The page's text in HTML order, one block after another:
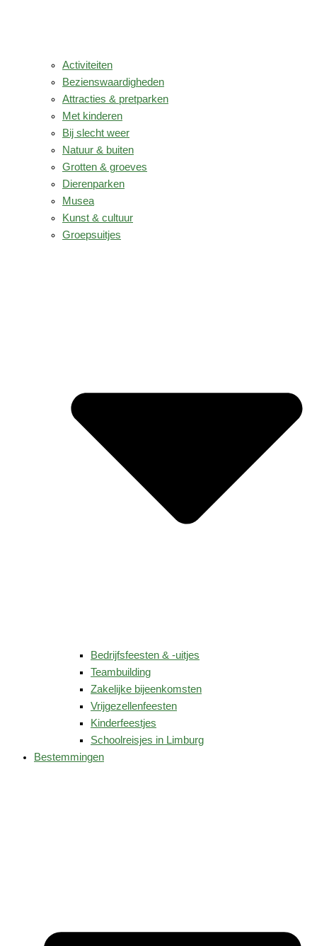
Activiteiten
Bezienswaardigheden
Attracties & pretparken
Met kinderen
Bij slecht weer
Natuur & buiten
Grotten & groeves
Dierenparken
Musea
Kunst & cultuur
Groepsuitjes
Bedrijfsfeesten & -uitjes
Teambuilding
Zakelijke bijeenkomsten
Vrijgezellenfeesten
Kinderfeestjes
Schoolreisjes in Limburg
Bestemmingen